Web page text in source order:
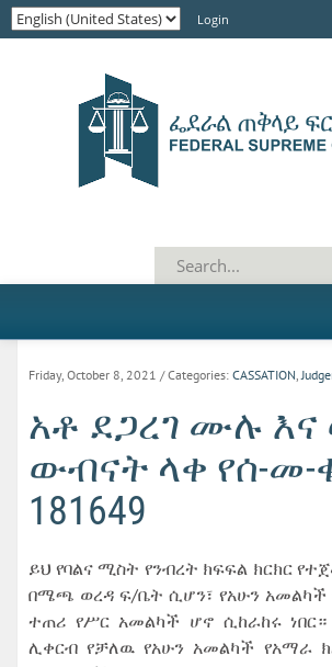
Login
Friday, October 8, 2021 / Categories: CASSATION,
አቶ ደጋረገ ሙሉ እና
ውብናት ላቀ የሰ-መ-
181649
ይህ የባልና ሚስት የንብረት ክፍፍል ክርክር
በሜጫ ወረዳ ፍ/ቤት ሲሆን፣ የአሁን አመልካች
ተጠሪ የሥር አመልካች ሆኖ ሲከራከሩ
ሊቀርብ የቻለዉ የአሁን አመልካች የአማራ